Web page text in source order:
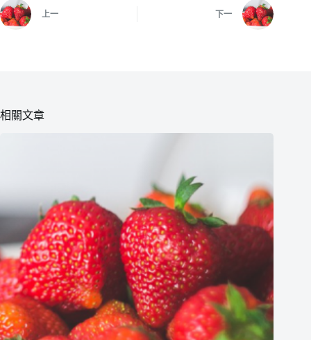
上一 下一
相關文章